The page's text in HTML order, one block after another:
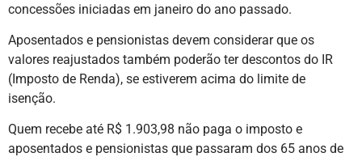
concessões iniciadas em janeiro do ano passado.
Aposentados e pensionistas devem considerar que os
valores reajustados também poderão ter descontos do IR
(Imposto de Renda), se estiverem acima do limite de
isenção.
Quem recebe até R$ 1.903,98 não paga o imposto e
aposentados e pensionistas que passaram dos 65 anos de